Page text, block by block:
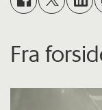
Fra